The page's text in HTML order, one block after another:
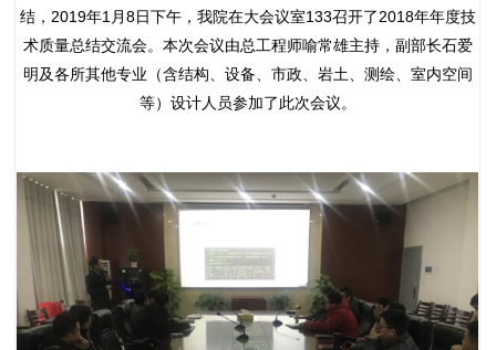
结，2019年1月8日下午，我院在大会议室133召开了2018年年度技
术质量总结交流会。本次会议由总工程师喻常雄主持，副部长石爱
明及各所其他专业（含结构、设备、市政、岩土、测绘、室内空间
等）设计人员参加了此次会议。